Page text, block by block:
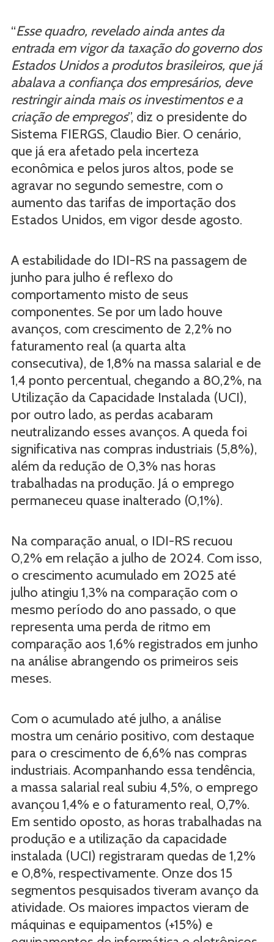
“Esse quadro, revelado ainda antes da
entrada em vigor da taxação do governo dos
Estados Unidos a produtos brasileiros, que já
abalava a confiança dos empresários, deve
restringir ainda mais os investimentos e a
criação de empregos”, diz o presidente do
Sistema FIERGS, Claudio Bier. O cenário,
que já era afetado pela incerteza
econômica e pelos juros altos, pode se
agravar no segundo semestre, com o
aumento das tarifas de importação dos
Estados Unidos, em vigor desde agosto.
A estabilidade do IDI-RS na passagem de
junho para julho é reflexo do
comportamento misto de seus
componentes. Se por um lado houve
avanços, com crescimento de 2,2% no
faturamento real (a quarta alta
consecutiva), de 1,8% na massa salarial e de
1,4 ponto percentual, chegando a 80,2%, na
Utilização da Capacidade Instalada (UCI),
por outro lado, as perdas acabaram
neutralizando esses avanços. A queda foi
significativa nas compras industriais (5,8%),
além da redução de 0,3% nas horas
trabalhadas na produção. Já o emprego
permaneceu quase inalterado (0,1%).
Na comparação anual, o IDI-RS recuou
0,2% em relação a julho de 2024. Com isso,
o crescimento acumulado em 2025 até
julho atingiu 1,3% na comparação com o
mesmo período do ano passado, o que
representa uma perda de ritmo em
comparação aos 1,6% registrados em junho
na análise abrangendo os primeiros seis
meses.
Com o acumulado até julho, a análise
mostra um cenário positivo, com destaque
para o crescimento de 6,6% nas compras
industriais. Acompanhando essa tendência,
a massa salarial real subiu 4,5%, o emprego
avançou 1,4% e o faturamento real, 0,7%.
Em sentido oposto, as horas trabalhadas na
produção e a utilização da capacidade
instalada (UCI) registraram quedas de 1,2%
e 0,8%, respectivamente. Onze dos 15
segmentos pesquisados tiveram avanço da
atividade. Os maiores impactos vieram de
máquinas e equipamentos (+15%) e